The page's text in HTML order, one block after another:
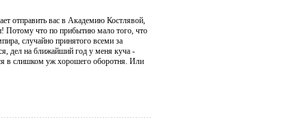
отправить вас в Академию Костлявой,
Потому что по прибытию мало того, что
случайно принятого всеми за
дел на ближайший год у меня куча -
в слишком уж хорошего оборотня. Или